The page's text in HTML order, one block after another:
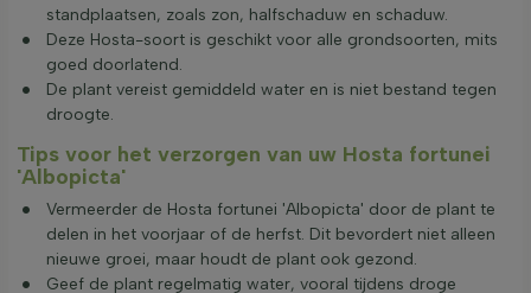
standplaatsen, zoals zon, halfschaduw en schaduw.
Deze Hosta-soort is geschikt voor alle grondsoorten, mits
goed doorlatend.
De plant vereist gemiddeld water en is niet bestand tegen
droogte.
Tips voor het verzorgen van uw Hosta fortunei
'Albopicta'
Vermeerder de Hosta fortunei 'Albopicta' door de plant te
delen in het voorjaar of de herfst. Dit bevordert niet alleen
nieuwe groei, maar houdt de plant ook gezond.
Geef de plant regelmatig water, vooral tijdens droge